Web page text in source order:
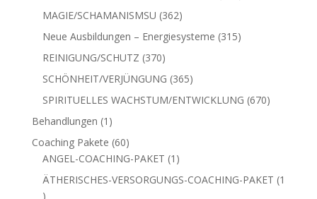
MAGIE/SCHAMANISMSU 362362
Produkte
Neue Ausbildungen – Energiesysteme 315315
REINIGUNG/SCHUTZ 370370
Produkte
SCHÖNHEIT/VERJÜNGUNG 365365
Produkte
SPIRITUELLES WACHSTUM/ENTWICKLUNG 670670
Behandlungen 1 1
Produkt
Coaching Pakete 6060
Produkte
ANGEL-COACHING-PAKET 1 1
Produkt
ÄTHERISCHES-VERSORGUNGS-COACHING-PAKET 1
1